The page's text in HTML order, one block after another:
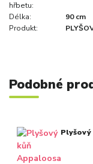
hřbetu:
Délka:
90 cm
Produkt:
Podobné
Plyšový